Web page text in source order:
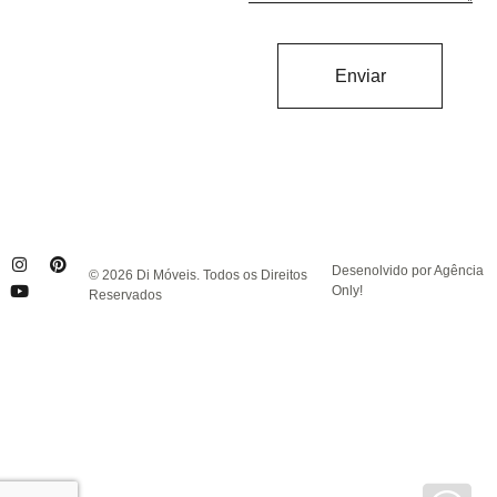
Enviar
© 2026 Di Móveis. Todos os Direitos
Reservados
Desenolvido por Agência
Only!